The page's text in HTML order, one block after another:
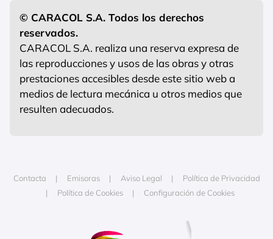
© CARACOL S.A. Todos los derechos
reservados.
CARACOL S.A. realiza una reserva expresa de
las reproducciones y usos de las obras y otras
prestaciones accesibles desde este sitio web a
medios de lectura mecánica u otros medios que
resulten adecuados.
Contacta Emisoras Aviso Legal
Política de Privacidad
Política de Cookies
Configuración de Cookies